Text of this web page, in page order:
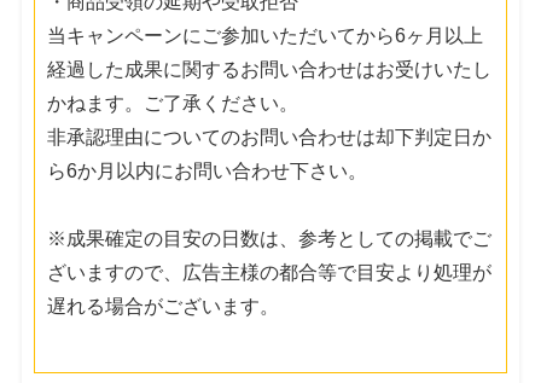
当キャンペーンにご参加いただいてから6ヶ月以上
経過した成果に関するお問い合わせはお受けいたし
かねます。ご了承ください。
非承認理由についてのお問い合わせは却下判定日か
ら6か月以内にお問い合わせ下さい。
※成果確定の目安の日数は、参考としての掲載でご
ざいますので、広告主様の都合等で目安より処理が
遅れる場合がございます。